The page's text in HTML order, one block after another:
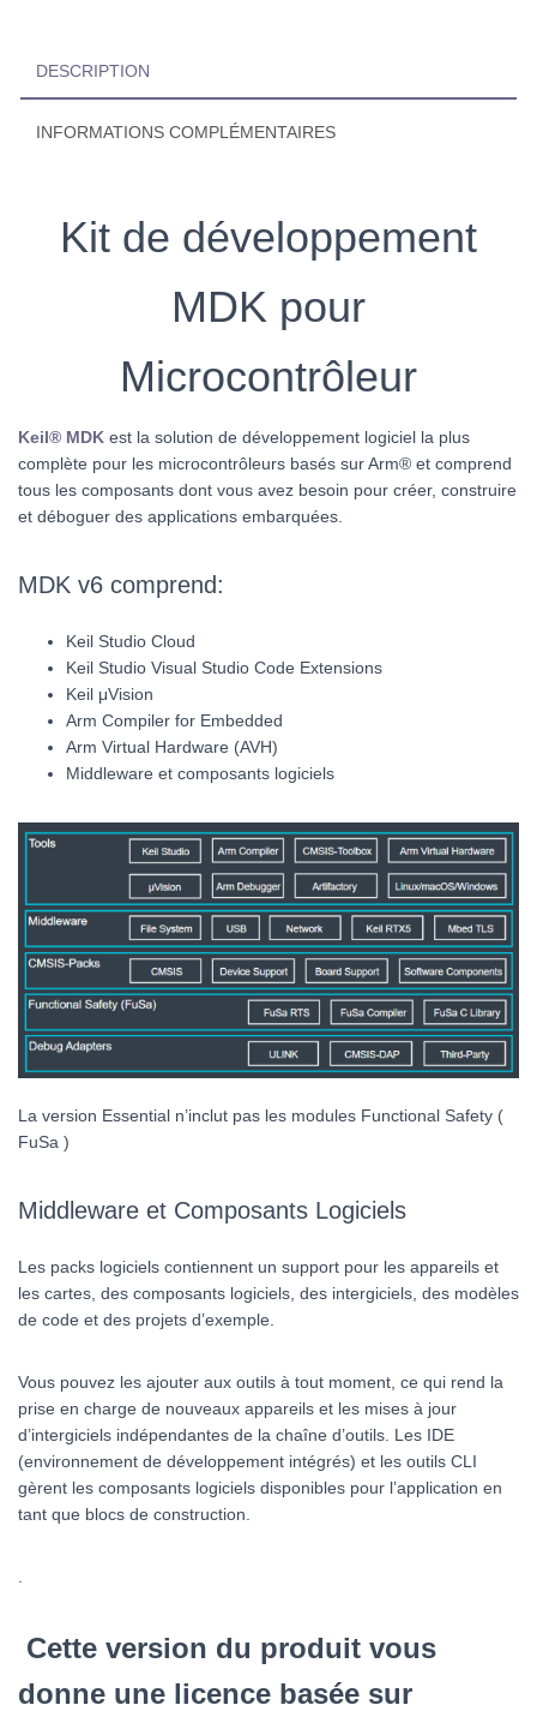
DESCRIPTION
INFORMATIONS COMPLÉMENTAIRES
Kit de développement
MDK pour
Microcontrôleur
Keil® MDK est la solution de développement logiciel la plus
complète pour les microcontrôleurs basés sur Arm® et comprend
tous les composants dont vous avez besoin pour créer, construire
et déboguer des applications embarquées.
MDK v6 comprend:
Keil Studio Cloud
Keil Studio Visual Studio Code Extensions
Keil μVision
Arm Compiler for Embedded
Arm Virtual Hardware (AVH)
Middleware et composants logiciels
La version Essential n’inclut pas les modules Functional Safety (
FuSa )
Middleware et Composants Logiciels
Les packs logiciels contiennent un support pour les appareils et
les cartes, des composants logiciels, des intergiciels, des modèles
de code et des projets d’exemple.
Vous pouvez les ajouter aux outils à tout moment, ce qui rend la
prise en charge de nouveaux appareils et les mises à jour
d’intergiciels indépendantes de la chaîne d’outils. Les IDE
(environnement de développement intégrés) et les outils CLI
gèrent les composants logiciels disponibles pour l’application en
tant que blocs de construction.
Cette version du produit vous
donne une licence basée sur